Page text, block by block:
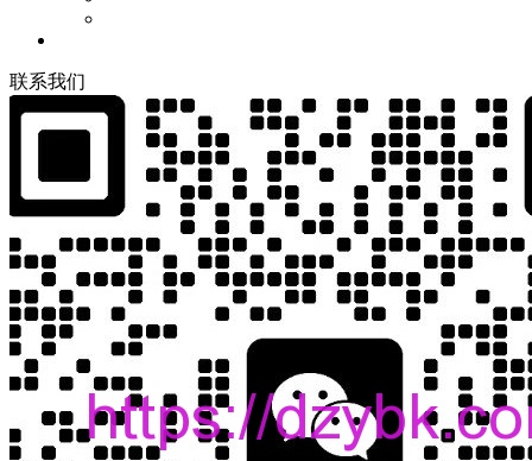
联系我们